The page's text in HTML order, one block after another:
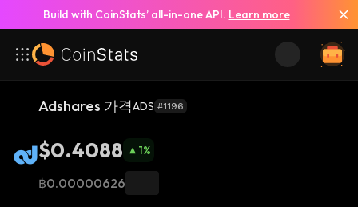
Build with CoinStats’ all-in-one API. Learn more
Adshares 가격ADS #1196
$0.4088 1%
฿0.00000626